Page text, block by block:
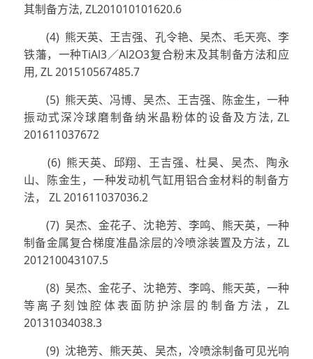
其制备方法, ZL201010101620.6
(4) 熊天英、王吉强、孔令艳、吴杰、毛天亮、李
铁藩，一种TiAl3／Al2O3复合粉末及其制备方法和应
用, ZL 201510567485.7
(5) 熊天英、冯博、吴杰、王吉强、陈金生，一种
振动式深冷球磨制备纳米晶粉体的设备及方法, ZL
201611037672
(6) 熊天英、邱翔、王吉强、杜昊、吴杰、陶永
山、陈金生，一种发动机气缸用铝合金材料的制备方
法， ZL 201611037036.2
(7) 吴杰、金花子、沈艳芳、李鸣、熊天英，一种
制备金属复合梯度准晶涂层的冷喷涂装置及方法，ZL
201210043107.5
(8) 吴杰、金花子、沈艳芳、李鸣、熊天英，一种
等离子刻蚀腔体表面防护涂层的制备方法，ZL
20131034038.3
(9) 沈艳芳、熊天英、吴杰，冷喷涂制备可见光响